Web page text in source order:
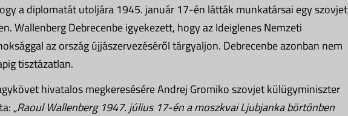
a diplomatát utoljára 1945. január 17-én látták munkatársai egy szovjet
Wallenberg Debrecenbe igyekezett, hogy az Ideiglenes Nemzeti
az ország újjászervezéséről tárgyaljon. Debrecenbe azonban nem
tisztázatlan.
hivatalos megkeresésére Andrej Gromiko szovjet külügyminiszter
„Raoul Wallenberg 1947. július 17-én a moszkvai Ljubjanka börtönben